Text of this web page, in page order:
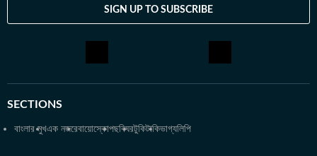
SIGN UP TO SUBSCRIBE
SECTIONS
বাংলার মুখএক নজরেবায়োস্কোপছবিঘরটুকিটাকিভাগ্যলিপি